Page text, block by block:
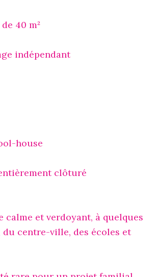
40 m²
indépendant
house
clôturé
calme et verdoyant, à quelques
centre-ville, des écoles et